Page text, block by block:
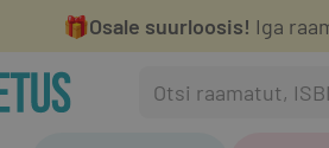
🎁Osale suurloosis! Iga